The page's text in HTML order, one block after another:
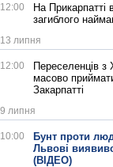
12:00
На Прикарпатті
загиблого
13 липня
12:00
Переселенців
масово
Закарпатті
9 липня
10:00
Бунт проти
Львові
(ВІДЕО)